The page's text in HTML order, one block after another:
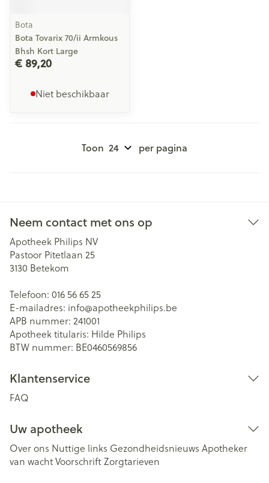
Bota
Bota Tovarix 70/ii Armkous
Bhsh Kort Large
€ 89,20
Niet beschikbaar
Toon per pagina
Neem contact met ons op
Apotheek Philips NV
Pastoor Pitetlaan 25
3130 Betekom
Telefoon: 016 56 65 25
E-mailadres: info@apotheekphilips.be
APB nummer: 241001
Apotheek titularis: Hilde Philips
BTW nummer: BE0460569856
Klantenservice
FAQ
Uw apotheek
Over ons Nuttige links Gezondheidsnieuws Apotheker
van wachtVoorschriftZorgtarieven